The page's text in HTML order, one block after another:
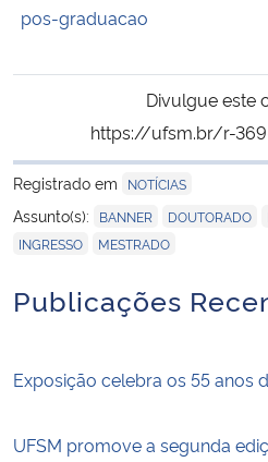
pos-graduacao
Divulgue este
https://ufsm.br/r-
Registrado em
NOTÍCIAS
Assunto(s): BANNER DOUTORADO
INGRESSO MESTRADO
Publicações
Exposição celebra os 55 anos
UFSM promove a segunda